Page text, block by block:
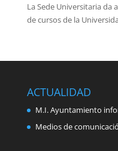
La Sede Universitaria da
de cursos de la
ACTUALIDAD
M.I. Ayuntamiento
Medios de